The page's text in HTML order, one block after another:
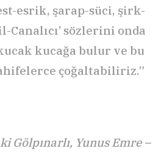
esrik, şarap-süci, şirk-
sözlerini onda
kucağa bulur ve bu
çoğaltabiliriz.”
Gölpınarlı, Yunus Emre –